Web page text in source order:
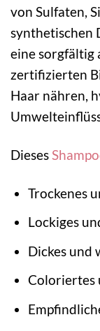
von Sulfaten,
synthetischen
eine sorgfältig
zertifizierten
Haar nähren,
Dieses
Trockenes
Lockiges
Dickes und
Coloriertes